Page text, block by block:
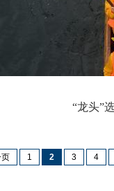
“龙头”选
1 2 3 4